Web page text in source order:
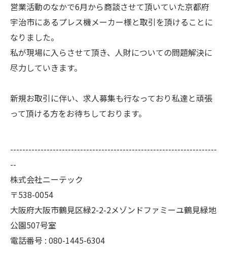
営業活動のなかで6月から商談させて頂いていた京都府
宇治市にあるプレス機メーカー様と取引を頂けることに
なりました。
私が現場に入らさせて頂き、人財についての問題解決に
尽力していきます。
新規お取引に伴い、求人募集も行なっており私達と頑張
って頂ける方をお待ちしております。
--------------------------------------------------------------------
--
株式会社ニーテック
〒538-0054
大阪府大阪市鶴見区緑2-2-2メゾンドファミーユ鶴見緑地
公園507号室
電話番号 : 080-1445-6304